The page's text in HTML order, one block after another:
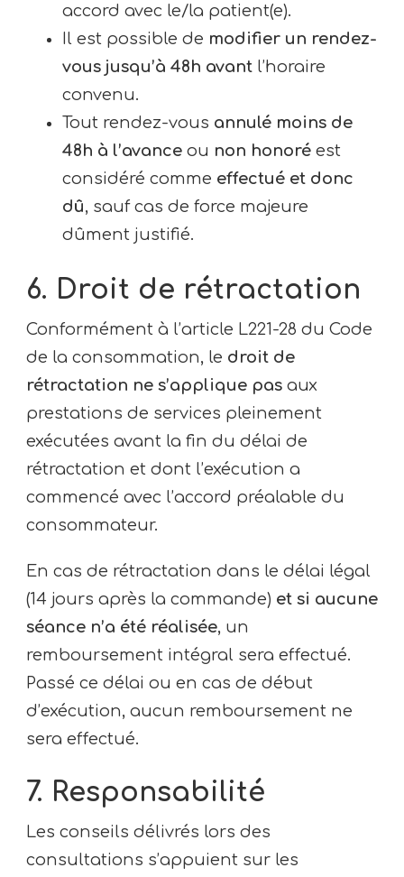
accord avec le/la patient(e).
Il est possible de modifier un rendez-
vous jusqu’à 48h avant l’horaire
convenu.
Tout rendez-vous annulé moins de
48h à l’avance ou non honoré est
considéré comme effectué et donc
dû, sauf cas de force majeure
dûment justifié.
6. Droit de rétractation
Conformément à l’article L221-28 du Code
de la consommation, le droit de
rétractation ne s’applique pas aux
prestations de services pleinement
exécutées avant la fin du délai de
rétractation et dont l’exécution a
commencé avec l’accord préalable du
consommateur.
En cas de rétractation dans le délai légal
(14 jours après la commande) et si aucune
séance n’a été réalisée, un
remboursement intégral sera effectué.
Passé ce délai ou en cas de début
d’exécution, aucun remboursement ne
sera effectué.
7. Responsabilité
Les conseils délivrés lors des
consultations s’appuient sur les